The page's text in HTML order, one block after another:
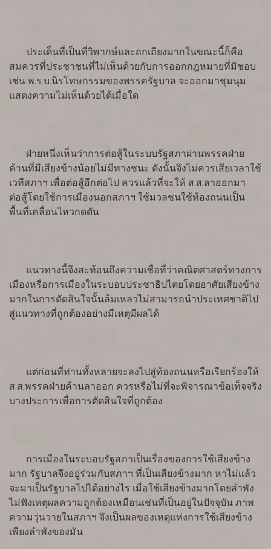
ประเด็นที่เป็นที่วิพากษ์และถกเถียงมากในขณะนี้ก็คือ
สมควรที่ประชาชนที่ไม่เห็นด้วยกับการออกกฎหมายที่มิชอบ
เช่น พ.ร.บ.นิรโทษกรรมของพรรครัฐบาล จะออกมาชุมนุม
แสดงความไม่เห็นด้วยได้เมื่อใด
ฝ่ายหนึ่งเห็นว่าการต่อสู้ในระบบรัฐสภาผ่านพรรคฝ่าย
ค้านที่มีเสียงข้างน้อยไม่มีทางชนะ ดังนั้นจึงไม่ควรเสียเวลาใช้
เวทีสภาฯ เพื่อต่อสู้อีกต่อไป ควรแล้วที่จะให้ ส.ส.ลาออกมา
ต่อสู้โดยใช้การเมืองนอกสภาฯ ใช้มวลชนใช้ท้องถนนเป็น
พื้นที่เคลื่อนไหวกดดัน
แนวทางนี้จึงสะท้อนถึงความเชื่อที่ว่าคณิตศาสตร์ทางการ
เมืองหรือการเมืองในระบอบประชาธิปไตยโดยอาศัยเสียงข้าง
มากในการตัดสินใจนั้นล้มเหลวไม่สามารถนำประเทศชาติไป
สู่แนวทางที่ถูกต้องอย่างมีเหตุมีผลได้
แต่ก่อนที่ท่านทั้งหลายจะลงไปสู่ท้องถนนหรือเรียกร้องให้
ส.ส.พรรคฝ่ายค้านลาออก ควรหรือไม่ที่จะพิจารณาข้อเท็จจริง
บางประการเพื่อการตัดสินใจที่ถูกต้อง
การเมืองในระบอบรัฐสภาเป็นเรื่องของการใช้เสียงข้าง
มาก รัฐบาลจึงอยู่ร่วมกับสภาฯ ที่เป็นเสียงข้างมาก หาไม่แล้ว
จะมาเป็นรัฐบาลไปได้อย่างไร เมื่อใช้เสียงข้างมากโดยลำพัง
ไม่ฟังเหตุผลความถูกต้องเหมือนเช่นที่เป็นอยู่ในปัจจุบัน ภาพ
ความวุ่นวายในสภาฯ จึงเป็นผลของเหตุแห่งการใช้เสียงข้าง
เพียงลำพังของมัน